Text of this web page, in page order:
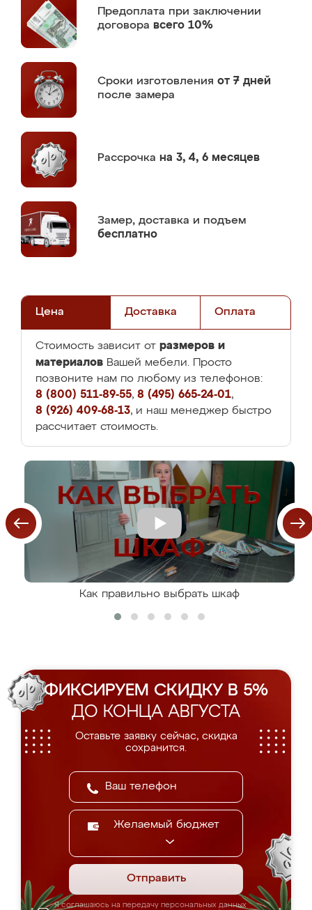
Предоплата при заключении
договора всего 10%
Сроки изготовления от 7 дней
после замера
Рассрочка на 3, 4, 6 месяцев
Замер, доставка и подъем
бесплатно
Цена Доставка Оплата
Стоимость зависит от размеров и
материалов Вашей мебели. Просто
позвоните нам по любому из телефонов:
8 (800) 511-89-55, 8 (495) 665-24-01,
8 (926) 409-68-13, и наш менеджер быстро
рассчитает стоимость.
Как правильно выбрать шкаф
ФИКСИРУЕМ СКИДКУ В 5%
ДО КОНЦА АВГУСТА
Оставьте заявку сейчас, скидка
сохранится.
Желаемый бюджет
Отправить
Я соглашаюсь на передачу персональных данных